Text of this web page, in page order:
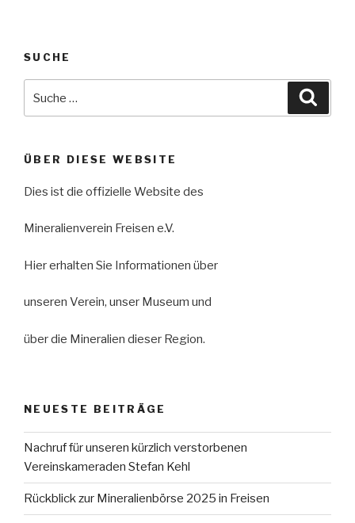
SUCHE
nach:
ÜBER DIESE WEBSITE
Dies ist die offizielle Website des
Mineralienverein Freisen e.V.
Hier erhalten Sie Informationen über
unseren Verein, unser Museum und
über die Mineralien dieser Region.
NEUESTE BEITRÄGE
Nachruf für unseren kürzlich verstorbenen
Vereinskameraden Stefan Kehl
Rückblick zur Mineralienbörse 2025 in Freisen